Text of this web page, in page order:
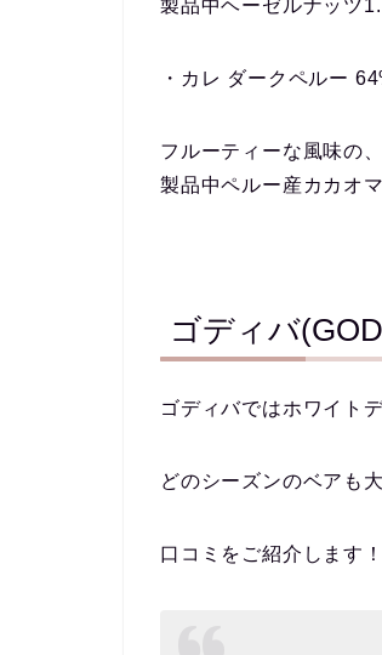
製品中ヘーゼルナッツ
・カレ ダークペルー
フルーティーな⾵味の
製品中ペルー産カカオ
ゴディバ
ゴディバではホワイト
どのシーズンのベアも
口コミをご紹介します！